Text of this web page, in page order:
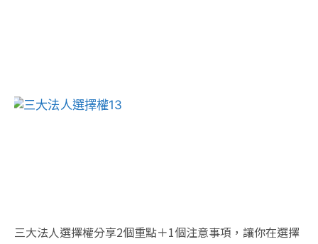
三大法人選擇權分享2個重點＋1個注意事項，讓你在選擇